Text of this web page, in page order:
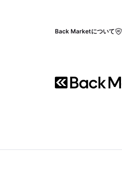
Back Marketについて